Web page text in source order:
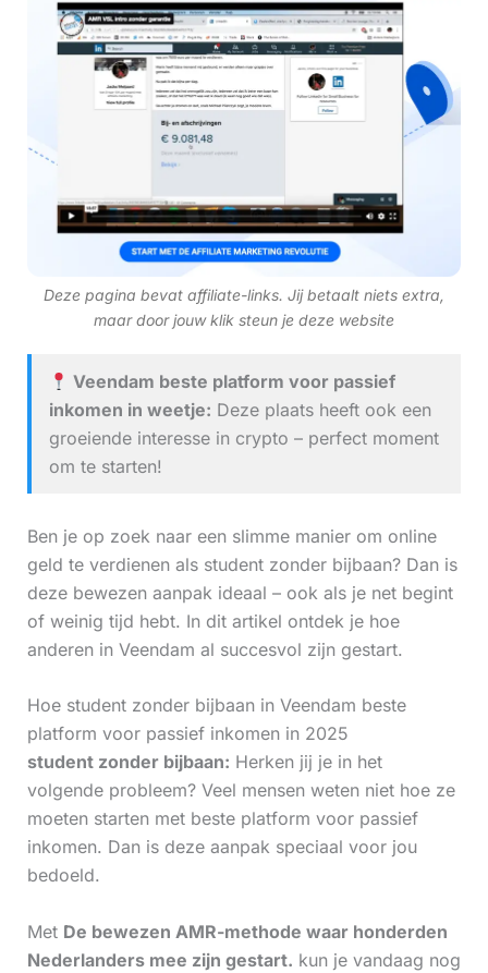
Deze pagina bevat affiliate-links. Jij betaalt niets extra,
maar door jouw klik steun je deze website
Veendam beste platform voor passief
inkomen in weetje: Deze plaats heeft ook een
groeiende interesse in crypto – perfect moment
om te starten!
Ben je op zoek naar een slimme manier om online
geld te verdienen als student zonder bijbaan? Dan is
deze bewezen aanpak ideaal – ook als je net begint
of weinig tijd hebt. In dit artikel ontdek je hoe
anderen in Veendam al succesvol zijn gestart.
Hoe student zonder bijbaan in Veendam beste
platform voor passief inkomen in 2025
student zonder bijbaan: Herken jij je in het
volgende probleem? Veel mensen weten niet hoe ze
moeten starten met beste platform voor passief
inkomen. Dan is deze aanpak speciaal voor jou
bedoeld.
Met De bewezen AMR-methode waar honderden
Nederlanders mee zijn gestart. kun je vandaag nog